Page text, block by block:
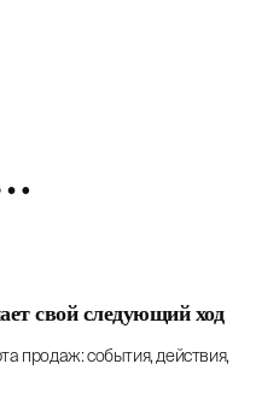
свой следующий ход
продаж: события, действия,